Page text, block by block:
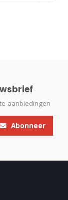
aanbiedingen
Abonneer